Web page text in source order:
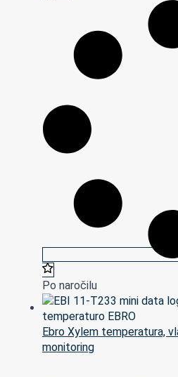
Po naročilu
Ebro Xylem temperatura,
monitoring